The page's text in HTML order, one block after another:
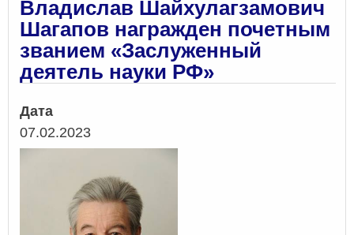
Владислав Шайхулагзамович
Шагапов награжден почетным
званием «Заслуженный
деятель науки РФ»
Дата
07.02.2023